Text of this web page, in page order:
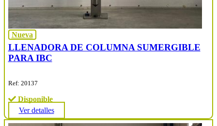
Nueva
LLENADORA DE COLUMNA SUMERGIBLE
PARA IBC
Ref: 20137
Disponible
Ver detalles